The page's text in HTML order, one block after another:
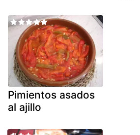
Pimientos asados
al ajillo